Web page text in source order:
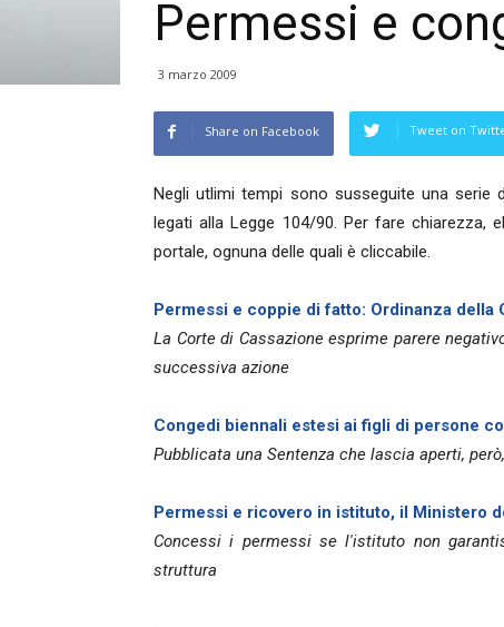
Permessi e
3 marzo 2009
Share on Facebook Tweet on
Negli utlimi tempi sono susseguite una serie
legati alla Legge 104/90. Per fare chiarezza,
portale, ognuna delle quali è cliccabile.
Permessi e coppie di fatto: Ordinanza della
La Corte di Cassazione esprime parere
successiva azione
Congedi biennali estesi ai figli di persone
Pubblicata una Sentenza che lascia aperti,
Permessi e ricovero in istituto, il Ministero
Concessi i permessi se l'istituto non
struttura